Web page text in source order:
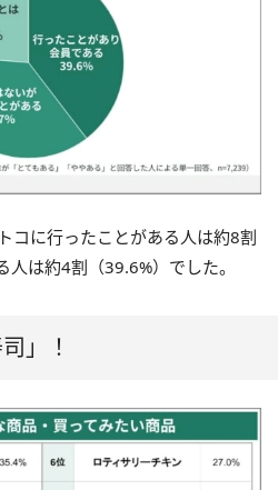
コに行ったことがある人は約8割
人は約4割（39.6%）でした。
」！